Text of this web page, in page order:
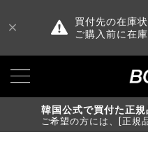
買付先の在庫
ご購入前に在
韓国公式で買付た正規
ご希望の方には、[正規